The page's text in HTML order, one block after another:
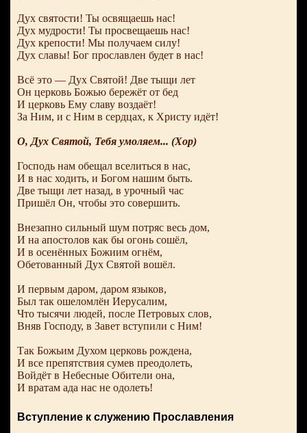
Дух святости! Ты освящаешь нас!
Дух мудрости! Ты просвещаешь нас!
Дух крепости! Мы получаем силу!
Дух славы! Бог прославлен будет в нас!
Всё это — Дух Святой! Две тыщи лет
Он церковь Божью бережёт от бед
И церковь Ему славу воздаёт!
За Ним, и с Ним в сердцах, к Христу идёт!
О, Дух Святой, Тебя умоляем... (Хор)
Господь нам обещал вселиться в нас,
И в нас ходить, и Богом нашим быть.
Две тыщи лет назад, в урочный час
Пришёл Он, чтобы это совершить.
Внезапно сильный шум потряс весь дом,
И на апостолов как бы огонь сошёл,
И в осенённых Божиим огнём,
Обетованный Дух Святой вошёл.
И первым даром, даром языков,
Был так ошеломлён Иерусалим,
Что тысячи людей, после Петровых слов,
Вняв Господу, в Завет вступили с Ним!
Так Божьим Духом церковь рождена,
И все препятствия сумев преодолеть,
Войдёт в Небесные Обители она,
И вратам ада нас не одолеть!
Вступление к служению Прославления